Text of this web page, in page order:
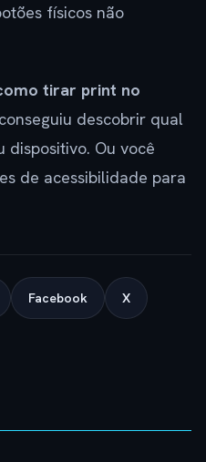
físicos não
tirar print no
descobrir qual
dispositivo. Ou você
de acessibilidade para
Facebook X